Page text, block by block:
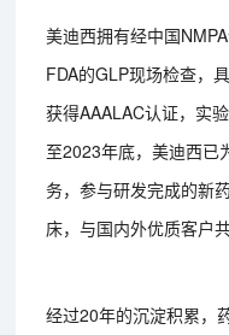
美迪西拥有经中国
FDA的GLP现场检查，
获得AAALAC认证，实
至2023年底，美迪西已
务，参与研发完成的新
床，与国内外优质客户
经过20年的沉淀积累，